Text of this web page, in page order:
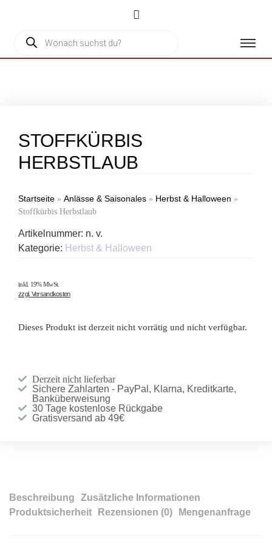
STOFFKÜRBIS
HERBSTLAUB
Startseite » Anlässe & Saisonales » Herbst & Halloween »
Stoffkürbis Herbstlaub
Artikelnummer: n. v.
Kategorie: Herbst & Halloween
inkl. 19% MwSt.
zzgl. Versandkosten
Dieses Produkt ist derzeit nicht vorrätig und nicht verfügbar.
Derzeit nicht lieferbar
Sichere Zahlarten - PayPal, Klarna, Kreditkarte,
Banküberweisung
30 Tage kostenlose Rückgabe
Gratisversand ab 49€
Beschreibung
Zusätzliche Informationen
Produktsicherheit
Rezensionen (0) Mengenanfrage